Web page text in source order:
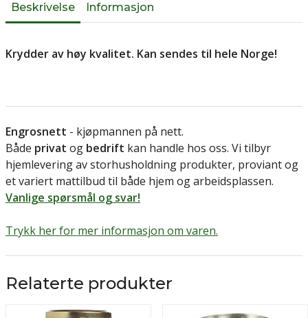
Beskrivelse Informasjon
Krydder av høy kvalitet. Kan sendes til hele Norge!
Engrosnett - kjøpmannen på nett.
Både privat og bedrift kan handle hos oss. Vi tilbyr
hjemlevering av storhusholdning produkter, proviant og
et variert mattilbud til både hjem og arbeidsplassen.
Vanlige spørsmål og svar!
Trykk her for mer informasjon om varen.
Relaterte produkter